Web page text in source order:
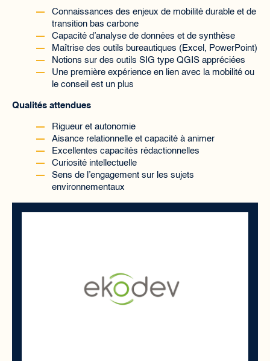
Connaissances des enjeux de mobilité durable et de
transition bas carbone
Capacité d’analyse de données et de synthèse
Maîtrise des outils bureautiques (Excel, PowerPoint)
Notions sur des outils SIG type QGIS appréciées
Une première expérience en lien avec la mobilité ou
le conseil est un plus
Qualités attendues
Rigueur et autonomie
Aisance relationnelle et capacité à animer
Excellentes capacités rédactionnelles
Curiosité intellectuelle
Sens de l’engagement sur les sujets
environnementaux